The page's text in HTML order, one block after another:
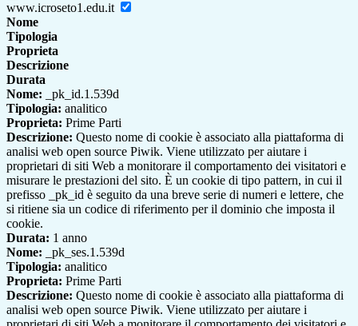
www.icroseto1.edu.it
Nome
Tipologia
Proprieta
Descrizione
Durata
Nome: _pk_id.1.539d
Tipologia: analitico
Proprieta: Prime Parti
Descrizione: Questo nome di cookie è associato alla piattaforma di
analisi web open source Piwik. Viene utilizzato per aiutare i
proprietari di siti Web a monitorare il comportamento dei visitatori e
misurare le prestazioni del sito. È un cookie di tipo pattern, in cui il
prefisso _pk_id è seguito da una breve serie di numeri e lettere, che
si ritiene sia un codice di riferimento per il dominio che imposta il
cookie.
Durata: 1 anno
Nome: _pk_ses.1.539d
Tipologia: analitico
Proprieta: Prime Parti
Descrizione: Questo nome di cookie è associato alla piattaforma di
analisi web open source Piwik. Viene utilizzato per aiutare i